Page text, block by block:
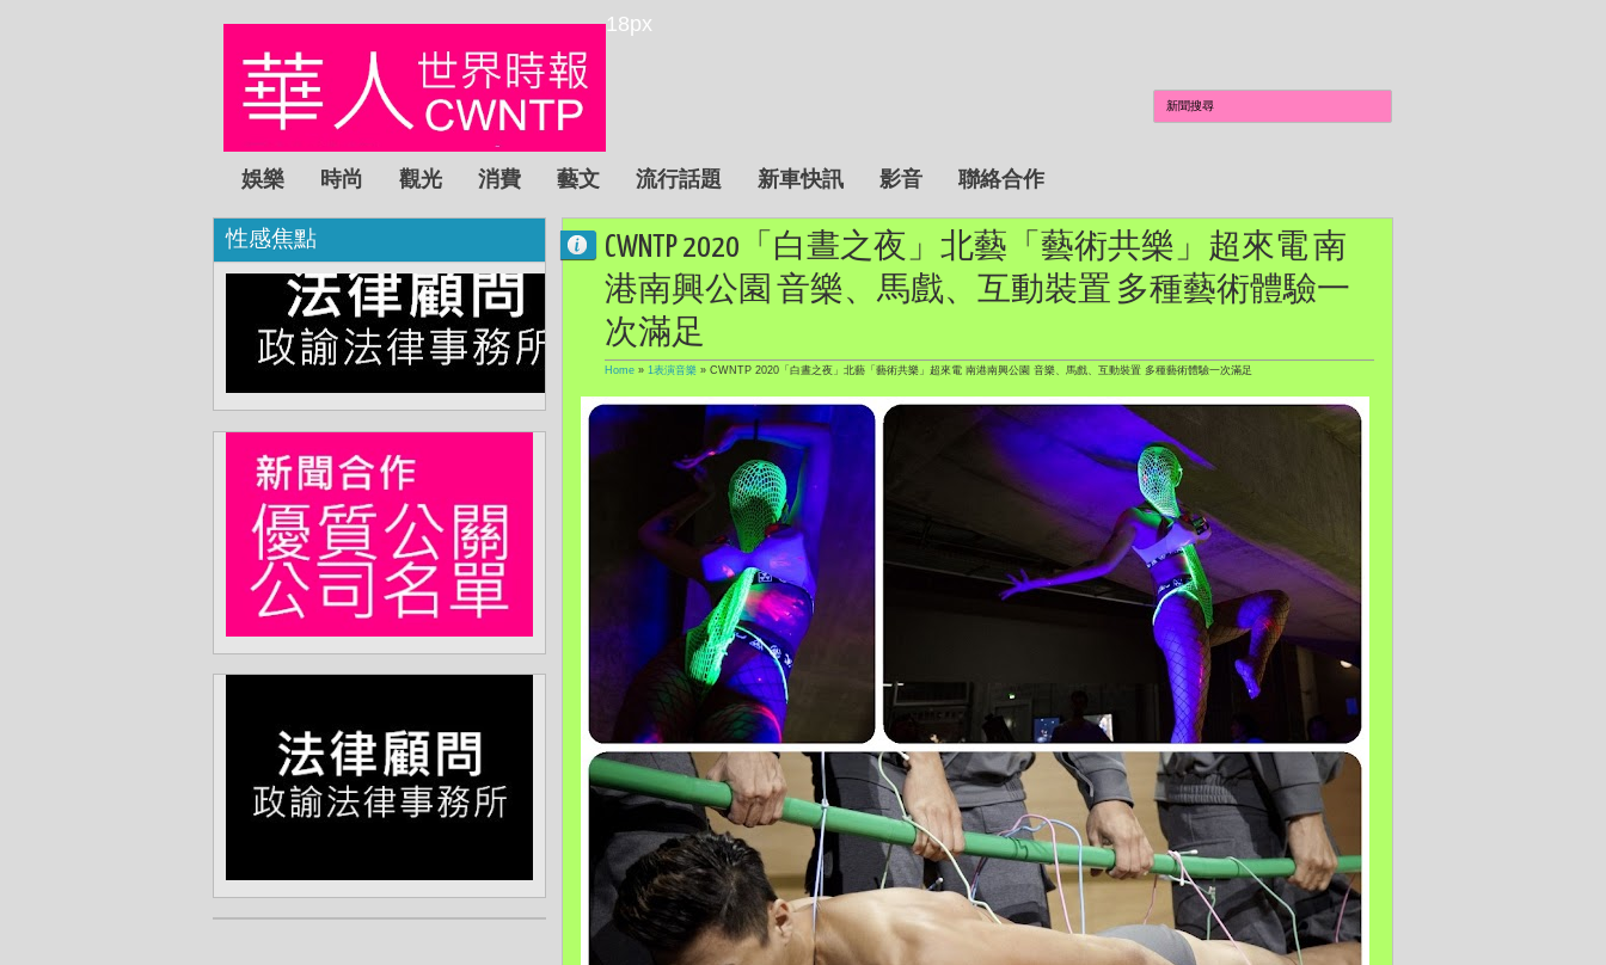
18px
娛樂 時尚 觀光 消費 藝文 流行話題 新車快訊 影音 聯絡合作
CWNTP 2020「白晝之夜」北藝「藝術共樂」超來電 南
港南興公園 音樂、馬戲、互動裝置 多種藝術體驗一
次滿足
Home » 1表演音樂 » CWNTP 2020「白晝之夜」北藝「藝術共樂」超來電 南港南興公園 音樂、馬戲、互動裝置 多種藝術體驗一次滿足
性感焦點